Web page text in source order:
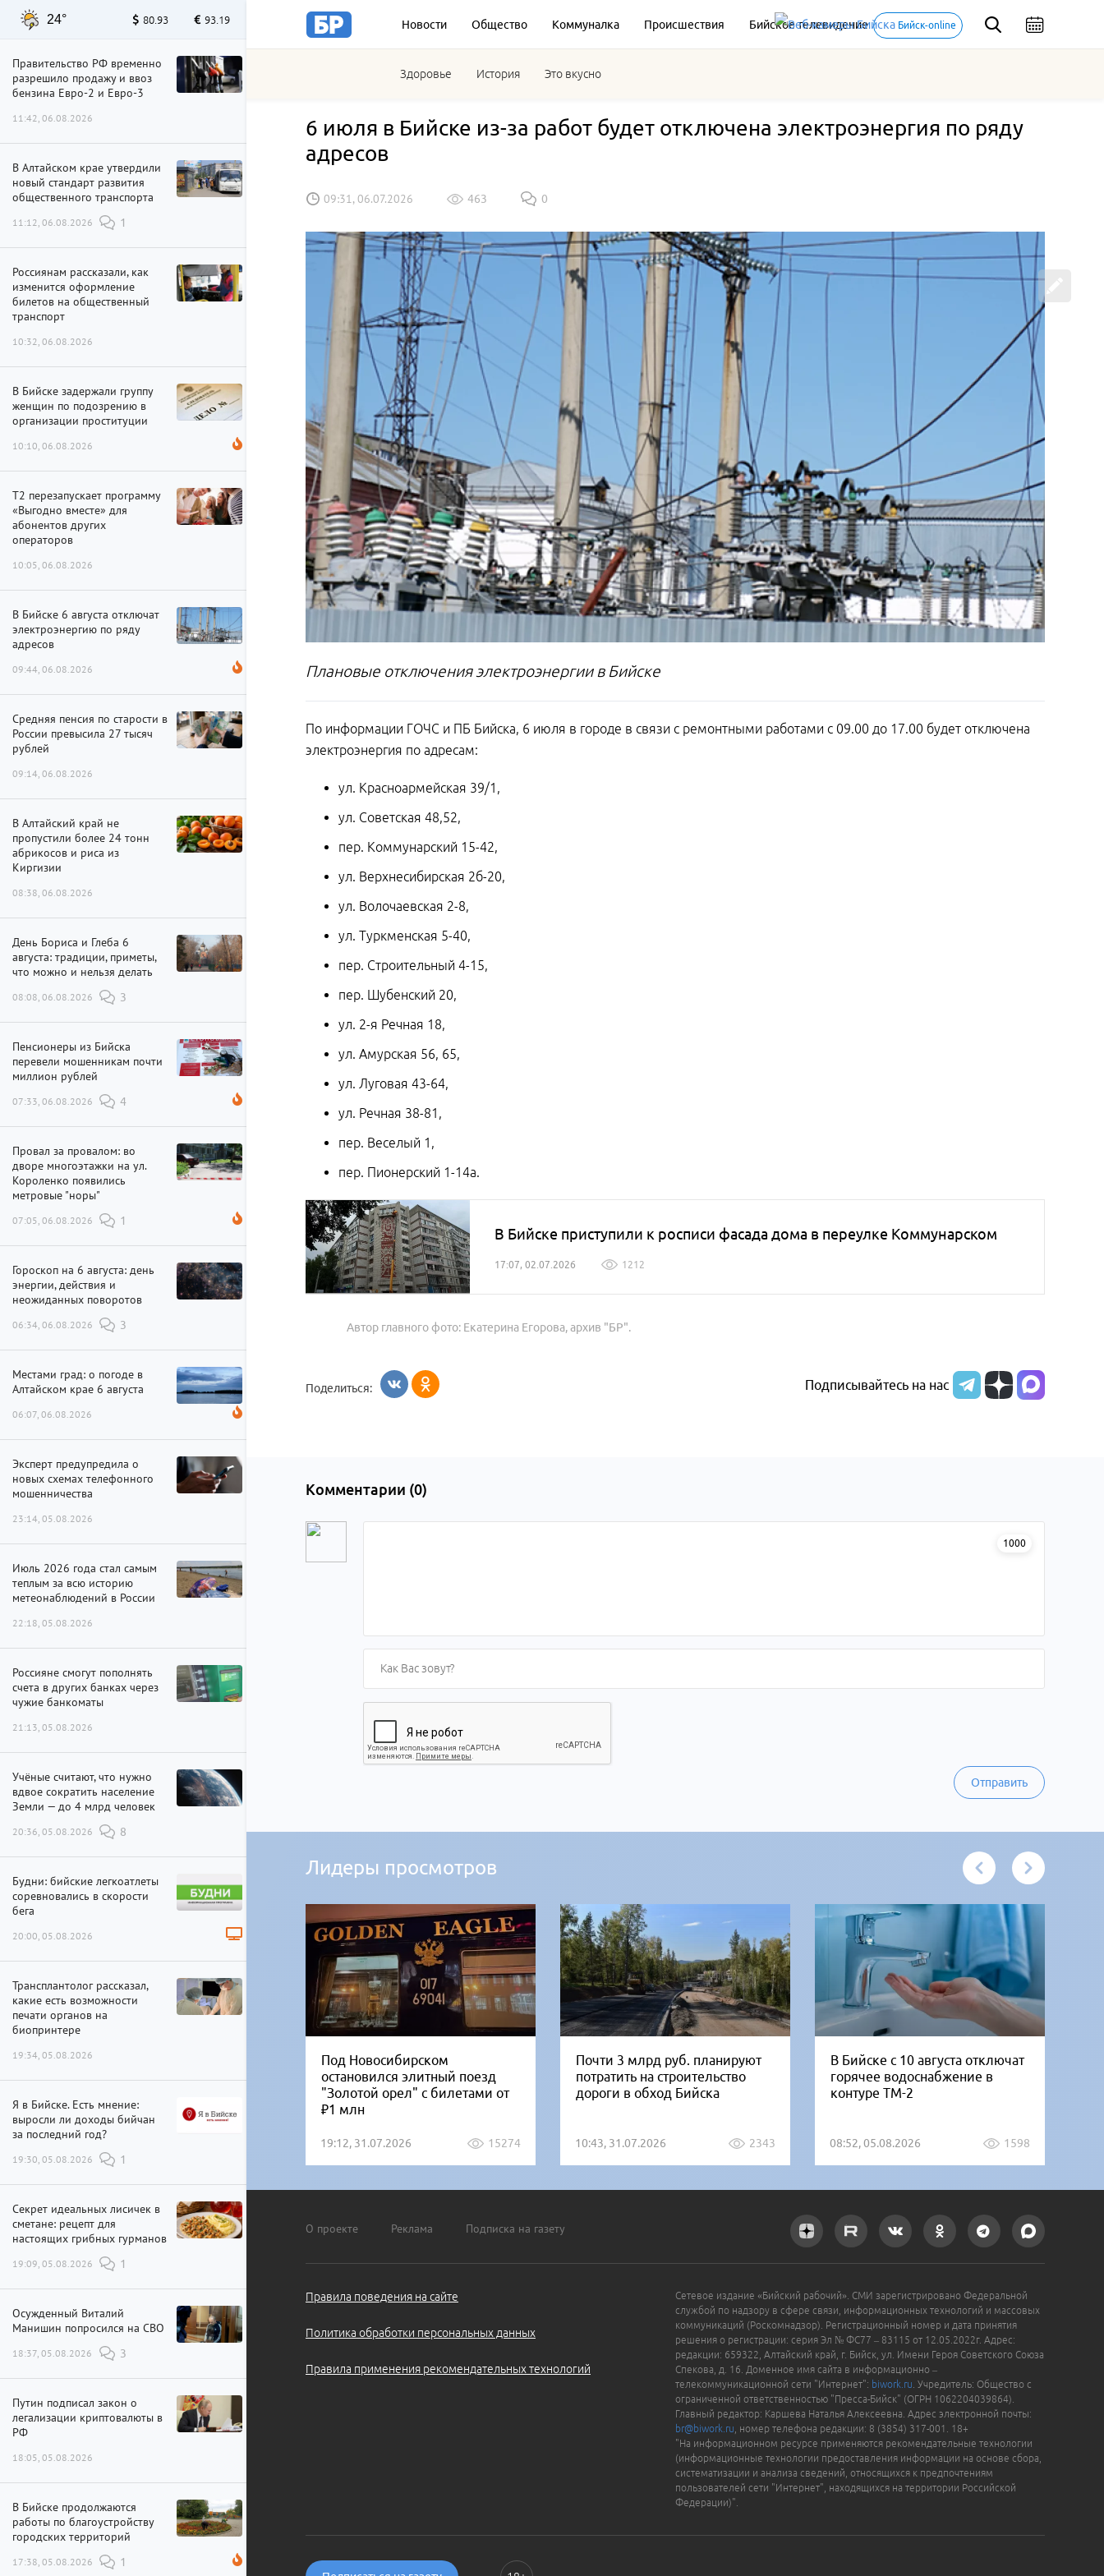
Новости Общество Коммуналка Происшествия Бийское телевидение Бийск-online
Здоровье История Это вкусно
24° 80.93 93.19
Правительство РФ временно
разрешило продажу и ввоз
бензина Евро-2 и Евро-3
11:42, 06.08.2026
В Алтайском крае утвердили
новый стандарт развития
общественного транспорта
11:12, 06.08.2026 1
Россиянам рассказали, как
изменится оформление
билетов на общественный
транспорт
10:32, 06.08.2026
В Бийске задержали группу
женщин по подозрению в
организации проституции
10:10, 06.08.2026
Т2 перезапускает программу
«Выгодно вместе» для
абонентов других
операторов
10:05, 06.08.2026
В Бийске 6 августа отключат
электроэнергию по ряду
адресов
09:44, 06.08.2026
Средняя пенсия по старости в
России превысила 27 тысяч
рублей
09:14, 06.08.2026
В Алтайский край не
пропустили более 24 тонн
абрикосов и риса из
Киргизии
08:38, 06.08.2026
День Бориса и Глеба 6
августа: традиции, приметы,
что можно и нельзя делать
08:08, 06.08.2026 3
Пенсионеры из Бийска
перевели мошенникам почти
миллион рублей
07:33, 06.08.2026 4
Провал за провалом: во
дворе многоэтажки на ул.
Короленко появились
метровые "норы"
07:05, 06.08.2026 1
Гороскоп на 6 августа: день
энергии, действия и
неожиданных поворотов
06:34, 06.08.2026 3
Местами град: о погоде в
Алтайском крае 6 августа
06:07, 06.08.2026
Эксперт предупредила о
новых схемах телефонного
мошенничества
23:14, 05.08.2026
Июль 2026 года стал самым
теплым за всю историю
метеонаблюдений в России
22:18, 05.08.2026
Россияне смогут пополнять
счета в других банках через
чужие банкоматы
21:13, 05.08.2026
Учёные считают, что нужно
вдвое сократить население
Земли — до 4 млрд человек
20:36, 05.08.2026 8
Будни: бийские легкоатлеты
соревновались в скорости
бега
20:00, 05.08.2026
Трансплантолог рассказал,
какие есть возможности
печати органов на
биопринтере
19:34, 05.08.2026
Я в Бийске. Есть мнение:
выросли ли доходы бийчан
за последний год?
19:30, 05.08.2026 1
Секрет идеальных лисичек в
сметане: рецепт для
настоящих грибных гурманов
19:09, 05.08.2026 1
Осужденный Виталий
Манишин попросился на СВО
18:37, 05.08.2026 3
Путин подписал закон о
легализации криптовалюты в
РФ
18:05, 05.08.2026
В Бийске продолжаются
работы по благоустройству
городских территорий
17:38, 05.08.2026 1
6 июля в Бийске из-за работ будет отключена электроэнергия по ряду
адресов
09:31, 06.07.2026 463 0
Плановые отключения электроэнергии в Бийске
По информации ГОЧС и ПБ Бийска, 6 июля в городе в связи с ремонтными работами с 09.00 до 17.00 будет отключена
электроэнергия по адресам:
ул. Красноармейская 39/1,
ул. Советская 48,52,
пер. Коммунарский 15-42,
ул. Верхнесибирская 2б-20,
ул. Волочаевская 2-8,
ул. Туркменская 5-40,
пер. Строительный 4-15,
пер. Шубенский 20,
ул. 2-я Речная 18,
ул. Амурская 56, 65,
ул. Луговая 43-64,
ул. Речная 38-81,
пер. Веселый 1,
пер. Пионерский 1-14а.
В Бийске приступили к росписи фасада дома в переулке Коммунарском
17:07, 02.07.2026 1212
Автор главного фото: Екатерина Егорова, архив "БР".
Поделиться: Подписывайтесь на нас
Комментарии (0)
1000
Отправить
Лидеры просмотров
Под Новосибирском
остановился элитный поезд
"Золотой орел" с билетами от
₽1 млн
19:12, 31.07.2026 15274
Почти 3 млрд руб. планируют
потратить на строительство
дороги в обход Бийска
10:43, 31.07.2026 2343
В Бийске с 10 августа отключат
горячее водоснабжение в
контуре ТМ-2
08:52, 05.08.2026 1598
О проекте Реклама Подписка на газету
Правила поведения на сайте
Политика обработки персональных данных
Правила применения рекомендательных технологий
Сетевое издание «Бийский рабочий». СМИ зарегистрировано Федеральной
службой по надзору в сфере связи, информационных технологий и массовых
коммуникаций (Роскомнадзор). Регистрационный номер и дата принятия
решения о регистрации: серия Эл № ФС77 – 83115 от 12.05.2022г. Адрес:
редакции: 659322, Алтайский край, г. Бийск, ул. Имени Героя Советского Союза
Спекова, д. 16. Доменное имя сайта в информационно –
телекоммуникационной сети "Интернет": biwork.ru . Учредитель: Общество с
ограниченной ответственностью "Пресса-Бийск" (ОГРН 1062204039864).
Главный редактор: Каршева Наталья Алексеевна. Адрес электронной почты:
br@biwork.ru , номер телефона редакции: 8 (3854) 317-001. 18+
"На информационном ресурсе применяются рекомендательные технологии
(информационные технологии предоставления информации на основе сбора,
систематизации и анализа сведений, относящихся к предпочтениям
пользователей сети "Интернет", находящихся на территории Российской
Федерации)".